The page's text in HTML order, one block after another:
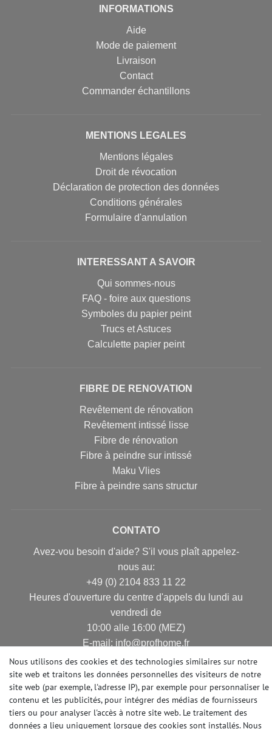
INFORMATIONS
Aide
Mode de paiement
Livraison
Contact
Commander échantillons
MENTIONS LEGALES
Mentions légales
Droit de révocation
Déclaration de protection des données
Conditions générales
Formulaire d'annulation
INTERESSANT A SAVOIR
Qui sommes-nous
FAQ - foire aux questions
Symboles du papier peint
Trucs et Astuces
Calculette papier peint
FIBRE DE RENOVATION
Revêtement de rénovation
Revêtement intissé lisse
Fibre de rénovation
Fibre à peindre sur intissé
Maku Vlies
Fibre à peindre sans structur
CONTATO
Avez-vou besoin d'aide? S'il vous plaît appelez-
nous au:
+49 (0) 2104 833 11 22
Heures d'ouverture du centre d'appels du lundi au
vendredi de
10:00 alle 16:00 (MEZ)
E-mail: info@profhome.fr
MODES DE PAIEMENT
Nous utilisons des cookies et des technologies similaires sur notre
site web et traitons les données personnelles des visiteurs de notre
site web (par exemple, l'adresse IP), par exemple pour personnaliser le
contenu et les publicités, pour intégrer des médias de fournisseurs
tiers ou pour analyser l'accès à notre site web. Le traitement des
données a lieu uniquement lorsque des cookies sont installés. Nous